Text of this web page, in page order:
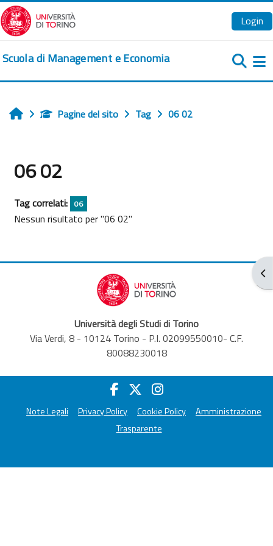
Vai al contenuto principale
Login
Scuola di Management e Economia
HomePagine del sito Tag 06 02
06 02
Tag correlati: 06
Nessun risultato per "06 02"
Università degli Studi di Torino
Via Verdi, 8 - 10124 Torino - P.I. 02099550010- C.F.
80088230018
Note Legali Privacy Policy Cookie Policy
Amministrazione
Trasparente